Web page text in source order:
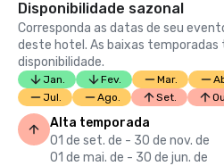
Disponibilidade sazonal
Corresponda as datas de seu
deste hotel. As baixas
disponibilidade.
Jan. Fev. Mar.
Jul.
Ago. Set.
Alta temporada
01 de set. de - 30 de nov. de
01 de mai. de - 30 de jun. de